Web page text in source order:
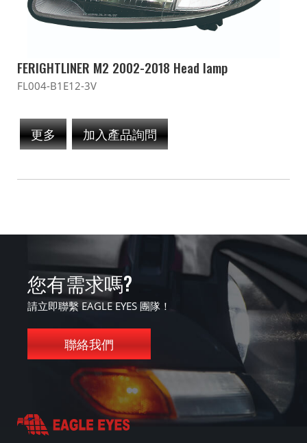
FERIGHTLINER M2 2002-2018 Head lamp
FL004-B1E12-3V
更多 加入產品詢問
您有需求嗎?
請立即聯繫 EAGLE EYES 團隊！
聯絡我們